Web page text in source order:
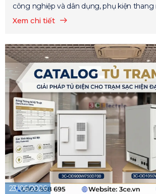
công nghiệp và dân dụng, phụ kiện
Xem chi tiết
23/06/2026